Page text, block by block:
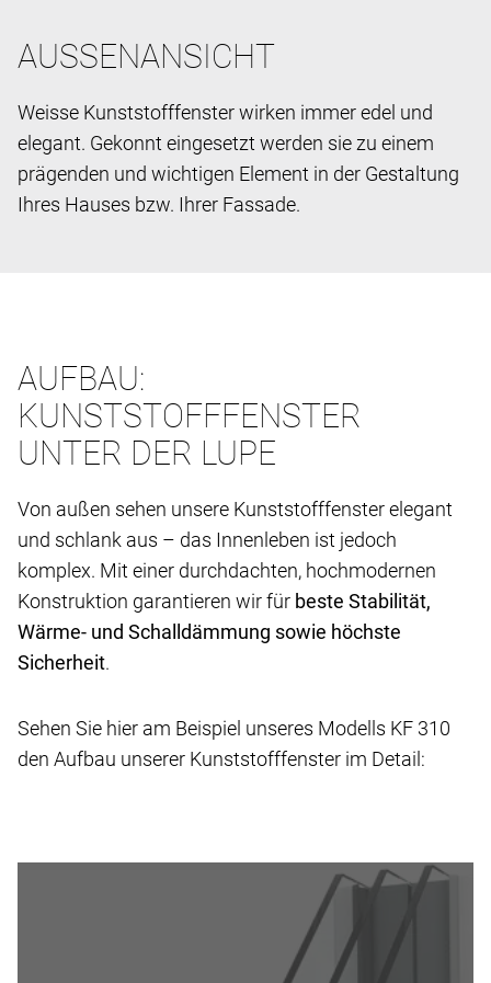
AUSSENANSICHT
Weisse Kunststofffenster wirken immer edel und
elegant. Gekonnt eingesetzt werden sie zu einem
prägenden und wichtigen Element in der Gestaltung
Ihres Hauses bzw. Ihrer Fassade.
AUFBAU:
KUNSTSTOFFFENSTER
UNTER DER LUPE
Von außen sehen unsere Kunststofffenster elegant
und schlank aus – das Innenleben ist jedoch
komplex. Mit einer durchdachten, hochmodernen
Konstruktion garantieren wir für beste Stabilität,
Wärme- und Schalldämmung sowie höchste
Sicherheit.
Sehen Sie hier am Beispiel unseres Modells KF 310
den Aufbau unserer Kunststofffenster im Detail: